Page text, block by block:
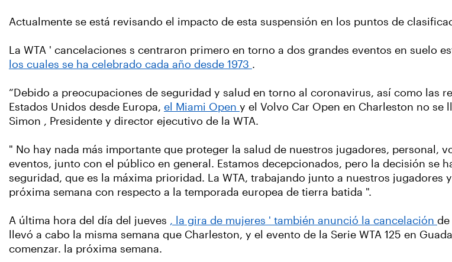
Actualmente se está revisando el impacto de esta suspensión en los puntos de
La WTA ' cancelaciones s centraron primero en torno a dos grandes eventos en suelo
los cuales se ha celebrado cada año desde 1973 .
“Debido a preocupaciones de seguridad y salud en torno al coronavirus, así como las
Estados Unidos desde Europa, el Miami Open y el Volvo Car Open en Charleston no se
Simon , Presidente y director ejecutivo de la WTA.
" No hay nada más importante que proteger la salud de nuestros jugadores, personal,
eventos, junto con el público en general. Estamos decepcionados, pero la decisión se
seguridad, que es la máxima prioridad. La WTA, trabajando junto a nuestros jugadores
próxima semana con respecto a la temporada europea de tierra batida ".
A última hora del día del jueves , la gira de mujeres ' también anunció la cancelación de
llevó a cabo la misma semana que Charleston, y el evento de la Serie WTA 125 en
comenzar. la próxima semana.